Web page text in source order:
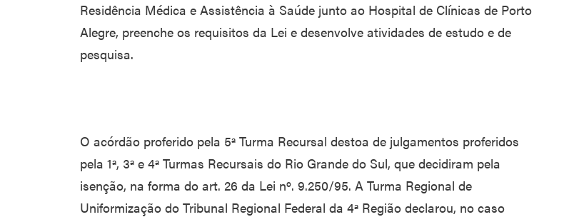
Residência Médica e Assistência à Saúde junto ao Hospital de Clínicas de Porto
Alegre, preenche os requisitos da Lei e desenvolve atividades de estudo e de
pesquisa.
O acórdão proferido pela 5ª Turma Recursal destoa de julgamentos proferidos
pela 1ª, 3ª e 4ª Turmas Recursais do Rio Grande do Sul, que decidiram pela
isenção, na forma do art. 26 da Lei nº. 9.250/95. A Turma Regional de
Uniformização do Tribunal Regional Federal da 4ª Região declarou, no caso